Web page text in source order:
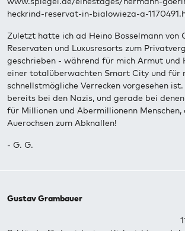
heckrind-reservat-in-bialowieza-a-
Zuletzt hatte ich ad Heino Bosselmann von
Reservaten und Luxusresorts zum
geschrieben - während für mich Armut und
einer totalüberwachten Smart City und für
schnellstmögliche Verrecken vorgesehen
bereits bei den Nazis, und gerade bei
für Millionen und Abermillionenn
Auerochsen zum Abknallen!
- G. G.
Gustav Grambauer